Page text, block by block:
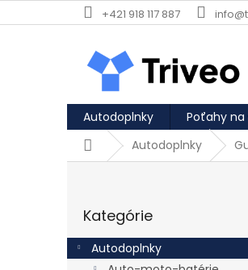
Prejsť na obsah +421 918 117 887
Autodoplnky Poťahy
DomovAutodoplnky
Kategórie
Autodoplnky